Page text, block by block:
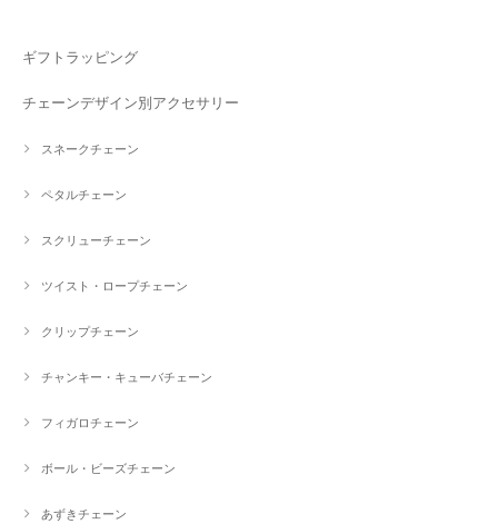
ギフトラッピング
チェーンデザイン別アクセサリー
スネークチェーン
ペタルチェーン
スクリューチェーン
ツイスト・ロープチェーン
クリップチェーン
チャンキー・キューバチェーン
フィガロチェーン
ボール・ビーズチェーン
あずきチェーン